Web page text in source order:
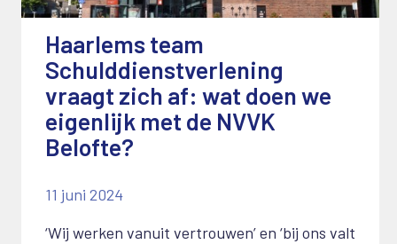
Haarlems team
Schulddienstverlening
vraagt zich af: wat doen we
eigenlijk met de NVVK
Belofte?
11 juni 2024
‘Wij werken vanuit vertrouwen’ en ‘bij ons valt